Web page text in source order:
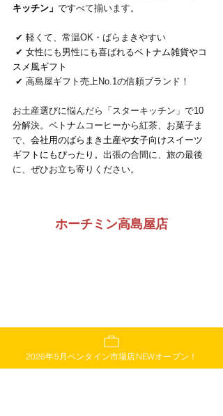
キッチン」 ですべて揃います。
✔ 軽くて、常温OK・ばらまきやすい
✔ 女性にも男性にも喜ばれるベトナム雑貨やコ
スメ風ギフト
✔ 高島屋ギフト売上No.1の信頼ブランド！
お土産選びに悩んだら「スターキッチン」で10
分解決。ベトナムコーヒーから紅茶、お菓子ま
で、 会社用のばらまき土産や女子向けスイーツ
ギフトにもぴったり。 出張の合間に、旅の最後
に、ぜひお立ち寄りください。
ホーチミン高島屋店
2026年5月ベンタイン市場店NEWオープン！